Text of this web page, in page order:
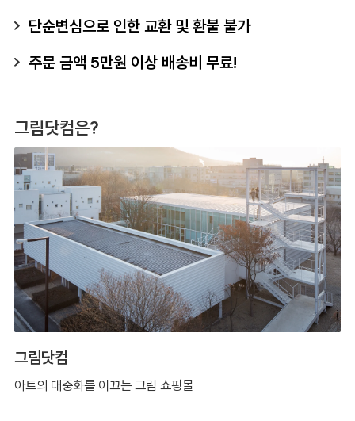
단순변심으로 인한 교환 및 환불 불가
주문 금액 5만원 이상 배송비 무료!
그림닷컴은?
그림닷컴
아트의 대중화를 이끄는 그림 쇼핑몰